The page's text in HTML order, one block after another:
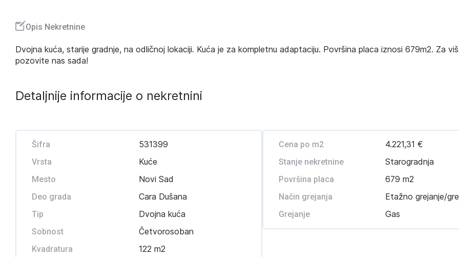
Opis Nekretnine
Dvojna kuća, starije gradnje, na odličnoj lokaciji. Kuća je za kompletnu adaptaciju. Površina placa iznosi 679m2. Za
pozovite nas sada!
Detaljnije informacije o nekretnini
Šifra 531399
Vrsta Kuće
Mesto Novi Sad
Deo grada Cara Dušana
Tip Dvojna kuća
Sobnost Četvorosoban
Kvadratura 122 m2
Cena po m2 4.221,31 €
Stanje nekretnine Starogradnja
Površina placa 679 m2
Način grejanja Etažno grejanje/
Grejanje Gas